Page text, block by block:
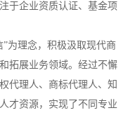
于企业资质认证、基金项
为理念，积极汲取现代商
拓展业务领域。经过不懈
代理人、商标代理人、知
才资源，实现了不同专业